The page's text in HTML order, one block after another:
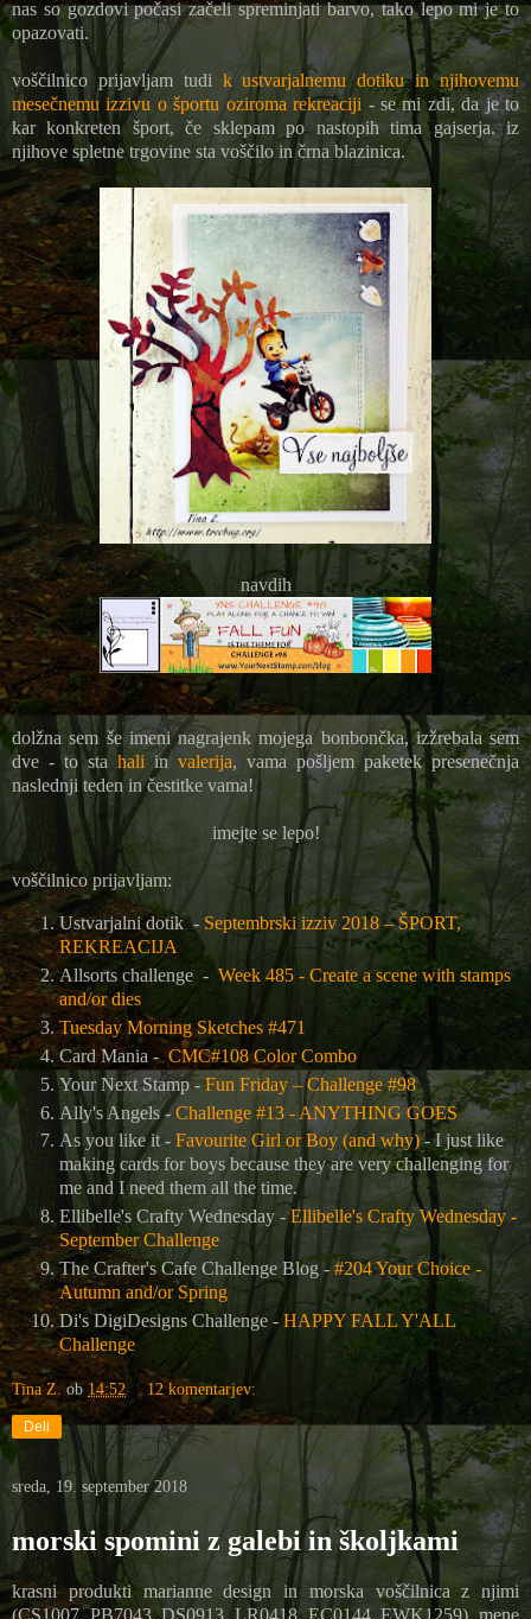
nas so gozdovi počasi začeli spreminjati barvo, tako lepo mi je to
opazovati.
voščilnico prijavljam tudi k ustvarjalnemu dotiku in njihovemu
mesečnemu izzivu o športu oziroma rekreaciji - se mi zdi, da je to
kar konkreten šport, če sklepam po nastopih tima gajserja. iz
njihove spletne trgovine sta voščilo in črna blazinica.
navdih
dolžna sem še imeni nagrajenk mojega bonbončka, izžrebala sem
dve - to sta hali invalerija, vama pošljem paketek presenečnja
naslednji teden in čestitke vama!
imejte se lepo!
voščilnico prijavljam:
Ustvarjalni dotik - Septembrski izziv 2018 – ŠPORT,
REKREACIJA
Allsorts challenge - Week 485 - Create a scene with stamps
and/or dies
Tuesday Morning Sketches #471
Card Mania - CMC#108 Color Combo
Your Next Stamp -Fun Friday – Challenge #98
Ally's Angels -Challenge #13 - ANYTHING GOES
As you like it - Favourite Girl or Boy (and why)- I just like
making cards for boys because they are very challenging for
me and I need them all the time.
Ellibelle's Crafty Wednesday -Ellibelle's Crafty Wednesday -
September Challenge
The Crafter's Cafe Challenge Blog -#204 Your Choice -
Autumn and/or Spring
Di's DigiDesigns Challenge - HAPPY FALL Y'ALL
Challenge
Tina Z. ob 14:52 12 komentarjev:
Deli
sreda, 19. september 2018
morski spomini z galebi in školjkami
krasni produkti marianne design in morska voščilnica z njimi
(CS1007, PB7043, DS0913, LR0418, EC0144, EWK1259). mene